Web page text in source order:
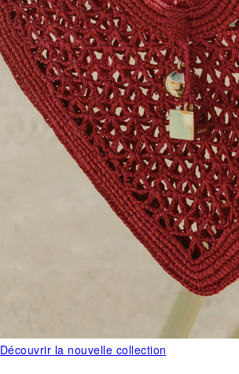
Découvrir la nouvelle collection